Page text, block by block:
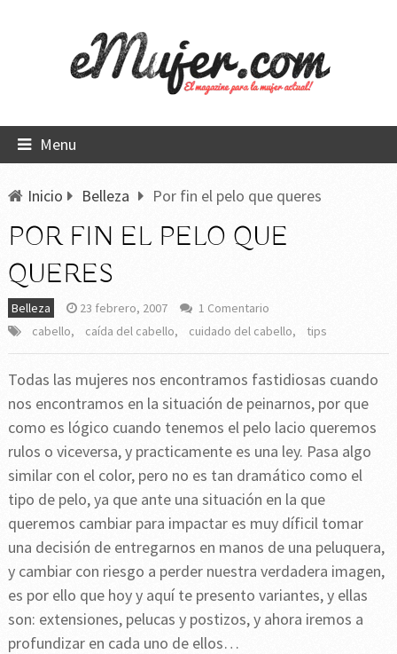
Menu
Inicio Belleza Por fin el pelo que queres
POR FIN EL PELO QUE
QUERES
Belleza 23 febrero, 2007
1 Comentario
cabello, caída del cabello, cuidado del cabello, tips
Todas las mujeres nos encontramos fastidiosas cuando
nos encontramos en la situación de peinarnos, por que
como es lógico cuando tenemos el pelo lacio queremos
rulos o viceversa, y practicamente es una ley. Pasa algo
similar con el color, pero no es tan dramático como el
tipo de pelo, ya que ante una situación en la que
queremos cambiar para impactar es muy díficil tomar
una decisión de entregarnos en manos de una peluquera,
y cambiar con riesgo a perder nuestra verdadera imagen,
es por ello que hoy y aquí te presento variantes, y ellas
son: extensiones, pelucas y postizos, y ahora iremos a
profundizar en cada uno de ellos…